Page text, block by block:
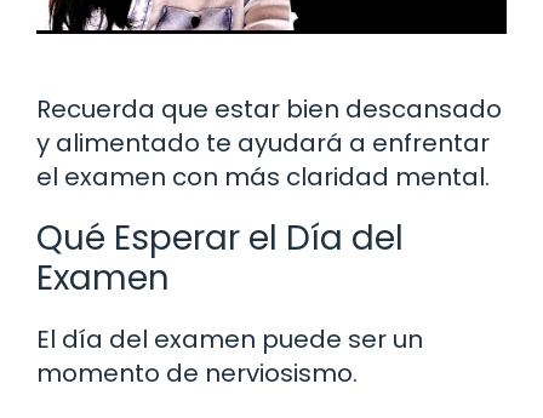
Recuerda que estar bien descansado
y alimentado te ayudará a enfrentar
el examen con más claridad mental.
Qué Esperar el Día del
Examen
El día del examen puede ser un
momento de nerviosismo.